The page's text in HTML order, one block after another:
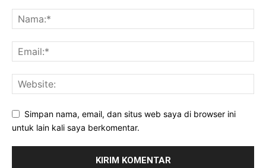
Simpan nama, email, dan situs web saya di browser ini
untuk lain kali saya berkomentar.